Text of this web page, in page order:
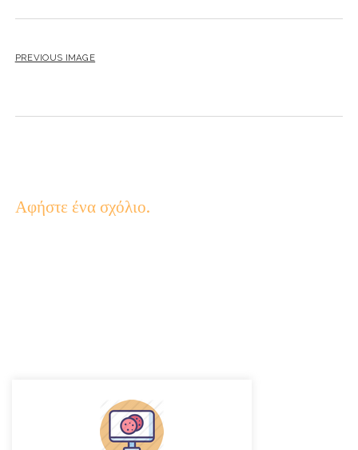
PREVIOUS IMAGE
Αφήστε ένα σχόλιο.